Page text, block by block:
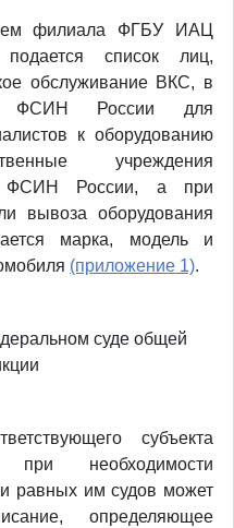
филиала ФГБУ ИАЦ
подается список лиц,
обслуживание ВКС, в
ФСИН России для
к оборудованию
учреждения
ФСИН России, а при
вывоза оборудования
марка, модель и
(приложение 1).
суде общей
субъекта
при необходимости
равных им судов может
определяющее